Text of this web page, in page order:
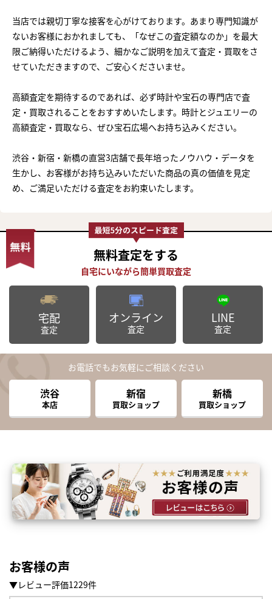
当店では親切丁寧な接客を心がけております。あまり専門知識が
ないお客様におかれましても、「なぜこの査定額なのか」を最大
限ご納得いただけるよう、細かなご説明を加えて査定・買取をさ
せていただきますので、ご安心くださいませ。
高額査定を期待するのであれば、必ず時計や宝石の専門店で査
定・買取されることをおすすめいたします。時計とジュエリーの
高額査定・買取なら、ぜひ宝石広場へお持ち込みください。
渋谷・新宿・新橋の直営3店舗で長年培ったノウハウ・データを
生かし、お客様がお持ち込みいただいた商品の真の価値を見定
め、ご満足いただける査定をお約束いたします。
無料査定をする
宅配
査定
オンライン
査定
LINE
査定
お電話でもお気軽にご相談ください
渋谷
本店
新宿
買取ショップ
新橋
買取ショップ
お客様の声
▼レビュー評価1229件